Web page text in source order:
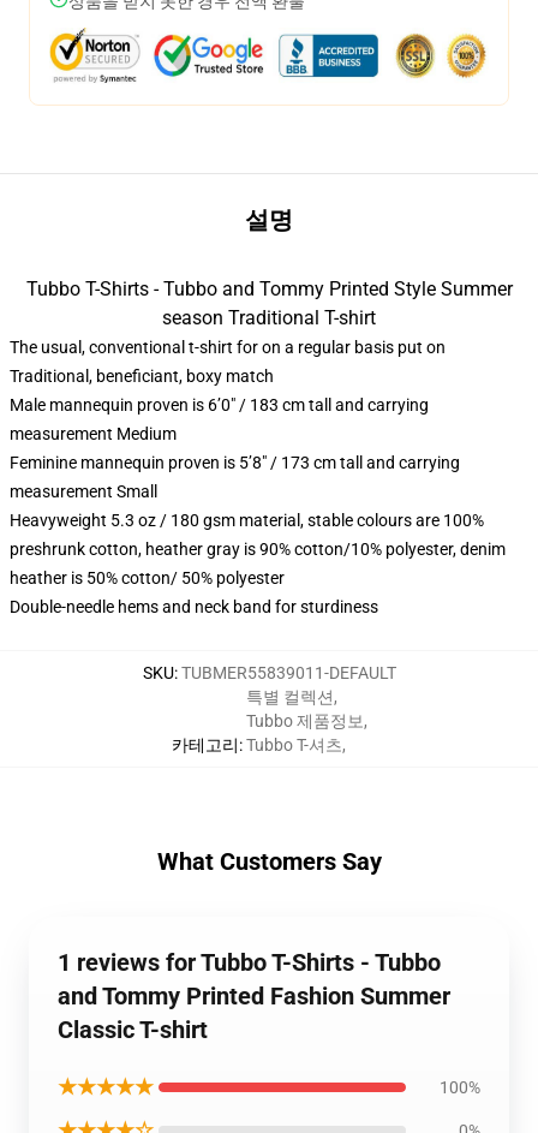
설명
Tubbo T-Shirts - Tubbo and Tommy Printed Style Summer
season Traditional T-shirt
The usual, conventional t-shirt for on a regular basis put on
Traditional, beneficiant, boxy match
Male mannequin proven is 6’0″ / 183 cm tall and carrying
measurement Medium
Feminine mannequin proven is 5’8″ / 173 cm tall and carrying
measurement Small
Heavyweight 5.3 oz / 180 gsm material, stable colours are 100%
preshrunk cotton, heather gray is 90% cotton/10% polyester, denim
heather is 50% cotton/ 50% polyester
Double-needle hems and neck band for sturdiness
SKU:TUBMER55839011-DEFAULT
카테고리:
특별 컬렉션,
Tubbo 제품정보,
Tubbo T-셔츠,
What Customers Say
1 reviews for Tubbo T-Shirts - Tubbo
and Tommy Printed Fashion Summer
Classic T-shirt
★★★★★ 100%